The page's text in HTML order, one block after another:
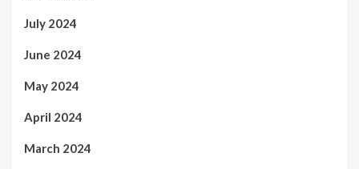
July 2024
June 2024
May 2024
April 2024
March 2024